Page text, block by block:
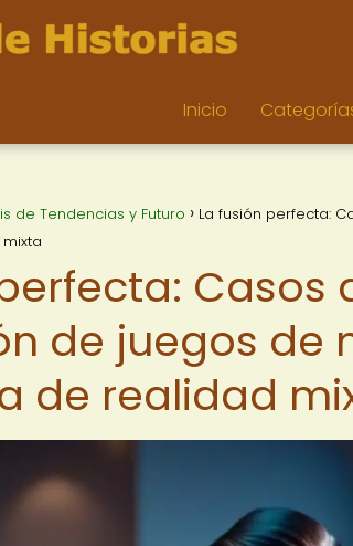
Inicio
de Tendencias y Futuro
La fusión perfecta:
Casos
de juegos de
de realidad